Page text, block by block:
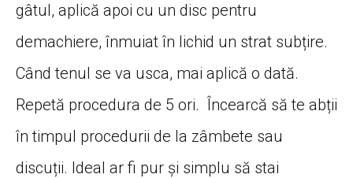
gâtul, aplică apoi cu un disc pentru
demachiere, înmuiat în lichid un strat subțire.
Când tenul se va usca, mai aplică o dată.
Repetă procedura de 5 ori. Încearcă să te abții
în timpul procedurii de la zâmbete sau
discuții. Ideal ar fi pur și simplu să stai